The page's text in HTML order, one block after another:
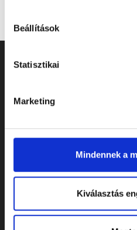
Beállítások
Statisztikai
Marketing
Mindennek a
Kiválasztás
ELÉRHETŐSÉGEK